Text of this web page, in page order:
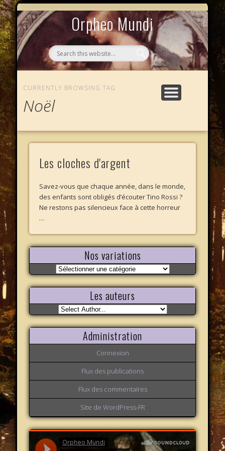
Orpheo Mundi
CURRENTLY BROWSING TAG
Noël
Les cloches d'argent
Savez-vous que chaque année, dans le monde,
des enfants sont obligés d’écouter Tino Rossi ?
Ne restons pas silencieux face à cette horreur
…
Nos variations
Nos
variations
Les auteurs
Administration
Connexion
Flux des publications
Flux des commentaires
Site de WordPress-FR